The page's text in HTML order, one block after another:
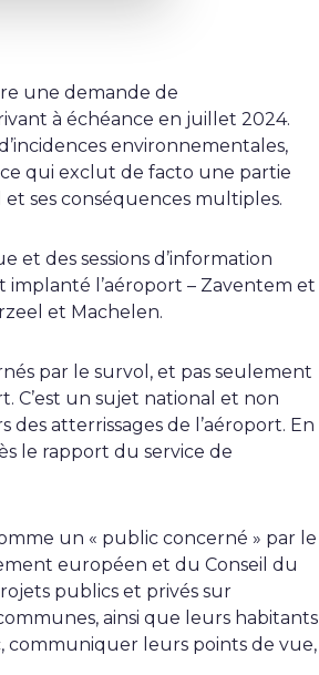
une demande de
à échéance en juillet 2024.
environnementales,
qui exclut de facto une partie
ses conséquences multiples.
des sessions d’information
l’aéroport – Zaventem et
et Machelen.
par le survol, et pas seulement
C’est un sujet national et non
atterrissages de l’aéroport. En
le rapport du service de
un « public concerné » par le
européen et du Conseil du
publics et privés sur
ainsi que leurs habitants
communiquer leurs points de vue,